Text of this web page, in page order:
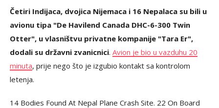
Četiri Indijaca, dvojica Nijemaca i 16 Nepalaca su bili u
avionu tipa "De Havilend Canada DHC-6-300 Twin
Otter", u vlasništvu privatne kompanije "Tara Er",
dodali su državni zvanicnici. Avion je bio u vazduhu 20
minuta, prije nego što je izgubio kontakt sa kontrolom
letenja.
14 Bodies Found At Nepal Plane Crash Site. 22 On Board